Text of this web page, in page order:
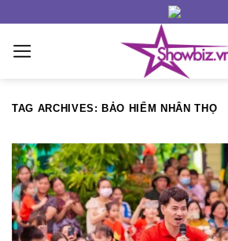
content
TAG ARCHIVES: BẢO HIỂM NHÂN THỌ